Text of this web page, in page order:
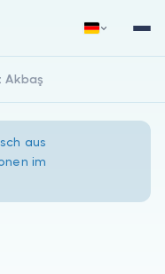
Anmelden
Akbaş
aus
im